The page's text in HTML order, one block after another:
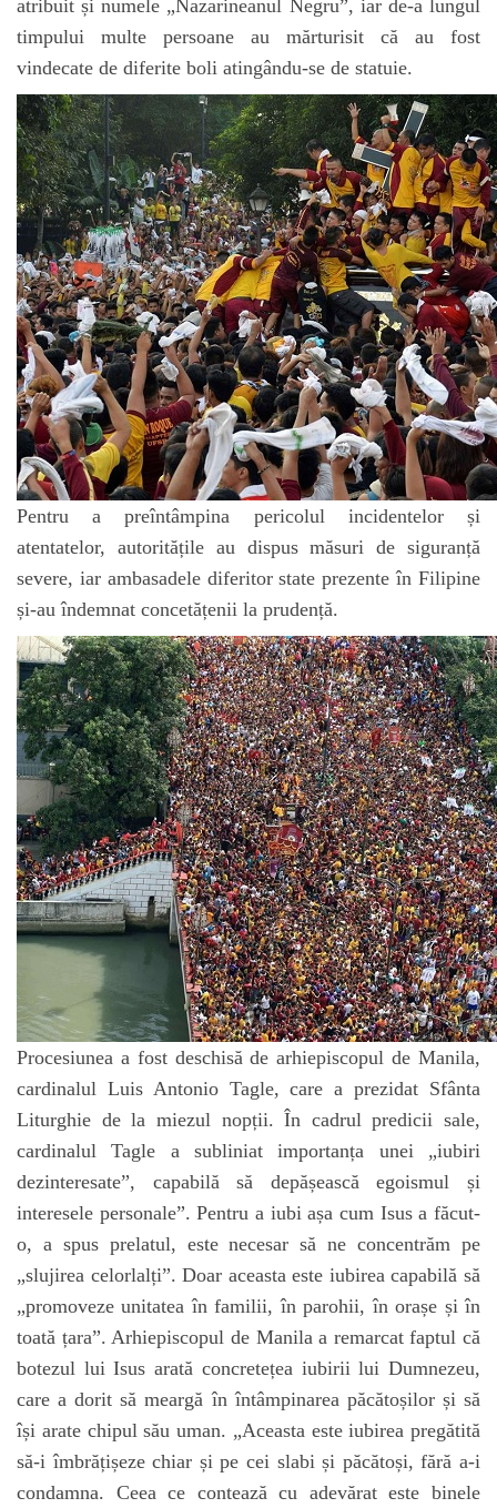
atribuit și numele „Nazarineanul Negru”, iar de-a lungul
timpului multe persoane au mărturisit că au fost
vindecate de diferite boli atingându-se de statuie.
Pentru a preîntâmpina pericolul incidentelor și
atentatelor, autoritățile au dispus măsuri de siguranță
severe, iar ambasadele diferitor state prezente în Filipine
și-au îndemnat concetățenii la prudență.
Procesiunea a fost deschisă de arhiepiscopul de Manila,
cardinalul Luis Antonio Tagle, care a prezidat Sfânta
Liturghie de la miezul nopții. În cadrul predicii sale,
cardinalul Tagle a subliniat importanța unei „iubiri
dezinteresate”, capabilă să depășească egoismul și
interesele personale”. Pentru a iubi așa cum Isus a făcut-
o, a spus prelatul, este necesar să ne concentrăm pe
„slujirea celorlalți”. Doar aceasta este iubirea capabilă să
„promoveze unitatea în familii, în parohii, în orașe și în
toată țara”. Arhiepiscopul de Manila a remarcat faptul că
botezul lui Isus arată concretețea iubirii lui Dumnezeu,
care a dorit să meargă în întâmpinarea păcătoșilor și să
își arate chipul său uman. „Aceasta este iubirea pregătită
să-i îmbrățișeze chiar și pe cei slabi și păcătoși, fără a-i
condamna. Ceea ce contează cu adevărat este binele